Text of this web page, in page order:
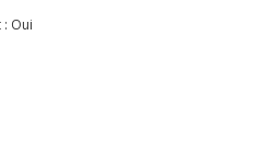
Oui